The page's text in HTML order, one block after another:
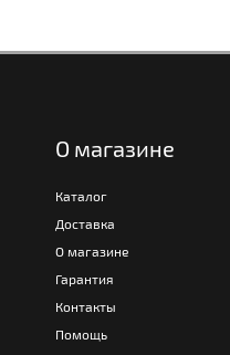
О магазине
Каталог
Доставка
О магазине
Гарантия
Контакты
Помощь